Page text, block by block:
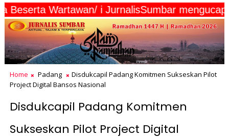
Wartawan/ i JurnalisSumbar mengucapkan "
Home Padang
Disdukcapil Padang Komitmen Sukseskan Pilot
Project Digital Bansos Nasional
Disdukcapil Padang Komitmen
Sukseskan Pilot Project Digital